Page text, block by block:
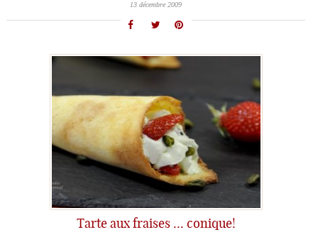
13 décembre 2009
Tarte aux fraises … conique!